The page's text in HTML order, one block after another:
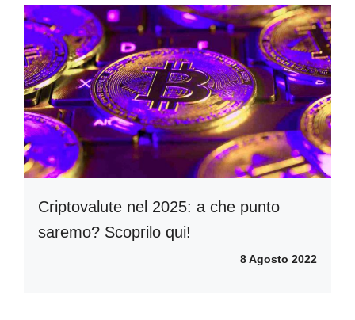
Criptovalute nel 2025: a che punto
saremo? Scoprilo qui!
8 Agosto 2022